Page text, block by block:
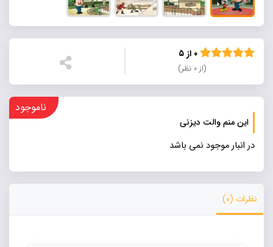
(از ۰ نظر)
این منم والت دیزنی
ناموجود
در انبار موجود نمی باشد
نظرات (0)